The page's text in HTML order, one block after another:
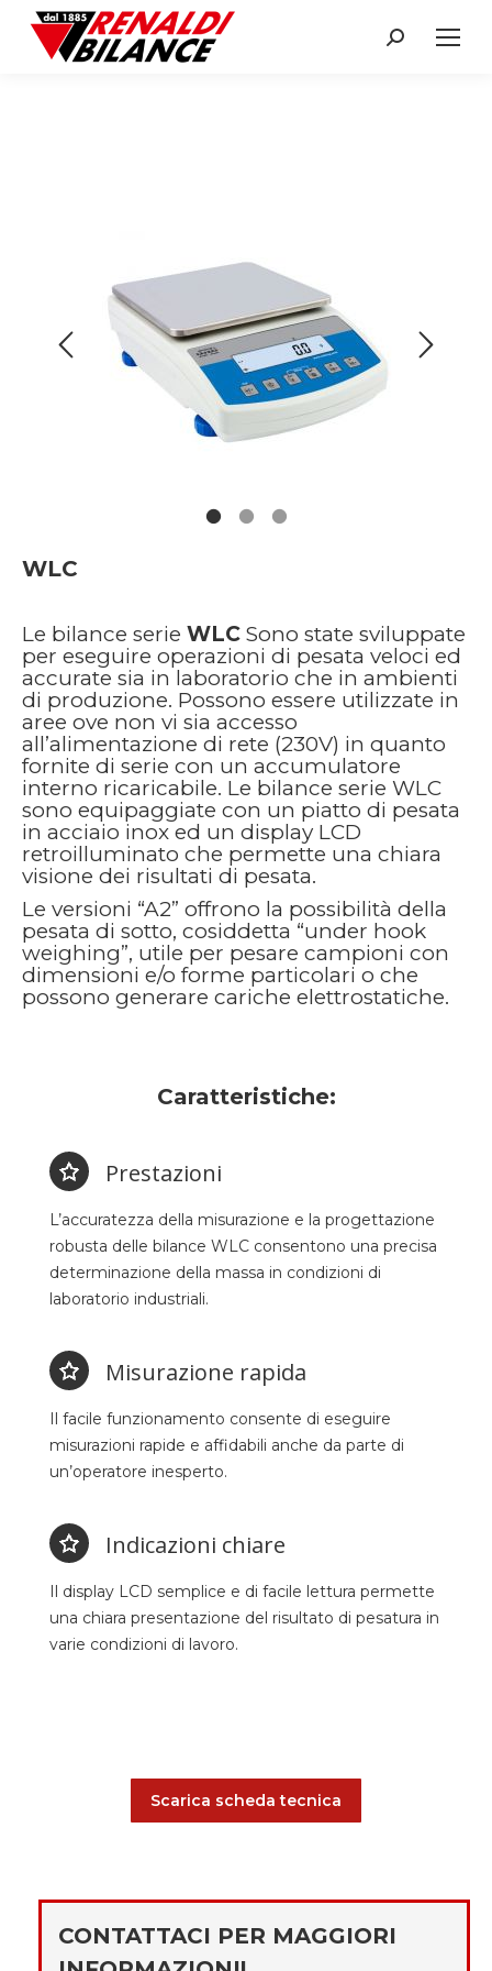
Search:
WLC
Le bilance serie WLC Sono state sviluppate
per eseguire operazioni di pesata veloci ed
accurate sia in laboratorio che in ambienti
di produzione. Possono essere utilizzate in
aree ove non vi sia accesso
all’alimentazione di rete (230V) in quanto
fornite di serie con un accumulatore
interno ricaricabile. Le bilance serie WLC
sono equipaggiate con un piatto di pesata
in acciaio inox ed un display LCD
retroilluminato che permette una chiara
visione dei risultati di pesata.
Le versioni “A2” offrono la possibilità della
pesata di sotto, cosiddetta “under hook
weighing”, utile per pesare campioni con
dimensioni e/o forme particolari o che
possono generare cariche elettrostatiche.
Caratteristiche:
Prestazioni
L’accuratezza della misurazione e la progettazione
robusta delle bilance WLC consentono una precisa
determinazione della massa in condizioni di
laboratorio industriali.
Misurazione rapida
Il facile funzionamento consente di eseguire
misurazioni rapide e affidabili anche da parte di
un’operatore inesperto.
Indicazioni chiare
Il display LCD semplice e di facile lettura permette
una chiara presentazione del risultato di pesatura in
varie condizioni di lavoro.
Scarica scheda tecnica
CONTATTACI PER MAGGIORI